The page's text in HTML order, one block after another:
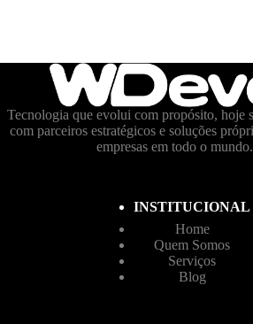
Tecnologia que evolui com propósito, hoje
com parceiros estratégicos e soluções
empresas em todo o mundo.
INSTITUCIONAL
Home
Quem Somos
Serviços
Blog